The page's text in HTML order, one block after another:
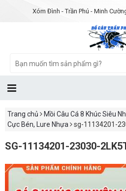
Xóm Đình - Trần Phú - Minh
Trang chủ
Mồi Câu Cá 8 Khúc Siêu
Cực Bén, Lure Nhựa
sg-11134201-
SG-11134201-23030-